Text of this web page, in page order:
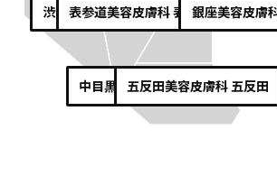
渋谷 美容皮膚科 渋谷
表参道美容皮膚科 表参道
銀座美容皮膚
中目黒 美容皮膚科 中目黒
五反田美容皮膚科 五反田